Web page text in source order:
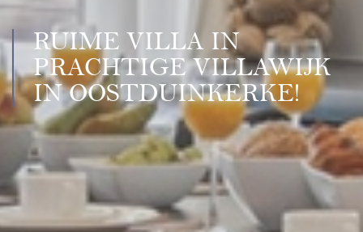
RUIME VILLA IN
PRACHTIGE VILLAWIJK
IN OOSTDUINKERKE!